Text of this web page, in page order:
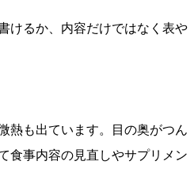
けるか、内容だけではなく表や
熱も出ています。目の奥がつん
食事内容の見直しやサプリメン